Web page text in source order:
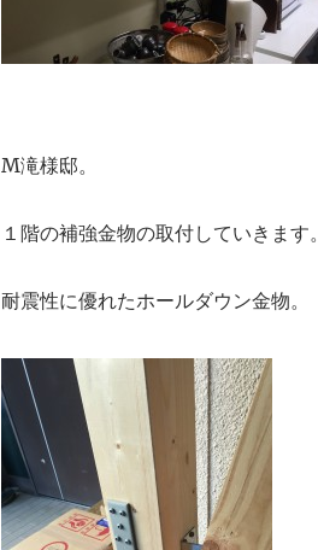
M滝様邸。
１階の補強金物の取付していきます。
耐震性に優れたホールダウン金物。